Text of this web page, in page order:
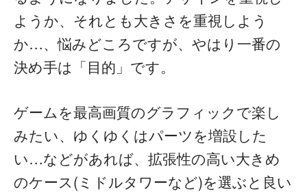
ようか、それとも大きさを重視しよう
か…、悩みどころですが、やはり一番の
決め手は「目的」です。
ゲームを最高画質のグラフィックで楽し
みたい、ゆくゆくはパーツを増設した
い…などがあれば、拡張性の高い大きめ
のケース(ミドルタワーなど)を選ぶと良い